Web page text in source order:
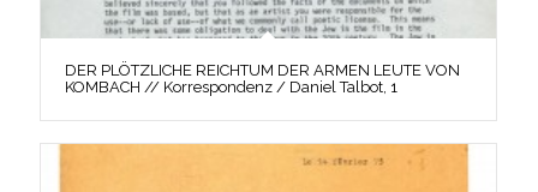
DER PLÖTZLICHE REICHTUM DER ARMEN LEUTE VON
KOMBACH // Korrespondenz / Daniel Talbot, 1